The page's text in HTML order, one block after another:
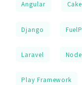
Angular
Django
Laravel
Play Framework